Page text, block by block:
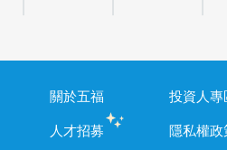
關於五福 投資人專
人才招募
隱私權政